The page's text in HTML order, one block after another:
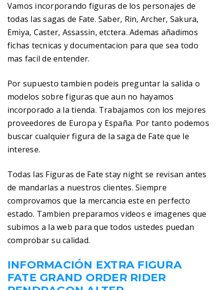
Vamos incorporando figuras de los personajes de
todas las sagas de Fate. Saber, Rin, Archer, Sakura,
Emiya, Caster, Assassin, etctera. Ademas añadimos
fichas tecnicas y documentacion para que sea todo
mas facil de entender.
Por supuesto tambien podeis preguntar la salida o
modelos sobre figuras que aun no hayamos
incorporado a la tienda. Trabajamos con los mejores
proveedores de Europa y España. Por tanto podemos
buscar cualquier figura de la saga de Fate que le
interese.
Todas las Figuras de Fate stay night se revisan antes
de mandarlas a nuestros clientes. Siempre
comprovamos que la mercancia este en perfecto
estado. Tambien preparamos videos e imagenes que
subimos a la web para que todos ustedes puedan
comprobar su calidad.
INFORMACIÓN EXTRA FIGURA
FATE GRAND ORDER RIDER